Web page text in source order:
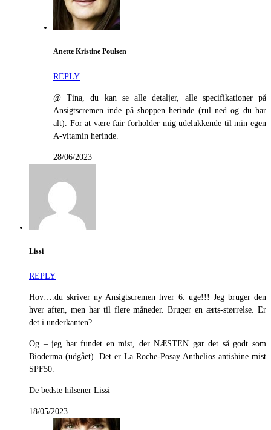
Anette Kristine Poulsen
REPLY
@ Tina, du kan se alle detaljer, alle specifikationer på
Ansigtscremen inde på shoppen herinde (rul ned og du har
alt). For at være fair forholder mig udelukkende til min egen
A-vitamin herinde.
28/06/2023
Lissi
REPLY
Hov….du skriver ny Ansigtscremen hver 6. uge!!! Jeg bruger den
hver aften, men har til flere måneder. Bruger en ærts-størrelse. Er
det i underkanten?
Og – jeg har fundet en mist, der NÆSTEN gør det så godt som
Bioderma (udgået). Det er La Roche-Posay Anthelios antishine mist
SPF50.
De bedste hilsener Lissi
18/05/2023